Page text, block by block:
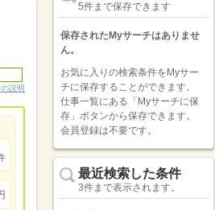
説明
5件まで保存できます
保存されたMyサーチはありませ
ん。
お気に入りの検索条件をMyサー
チに保存することができます。
仕事一覧にある「Myサーチに保
存」ボタンから保存できます。
会員登録は不要です。
最近検索した条件
3件まで表示されます。